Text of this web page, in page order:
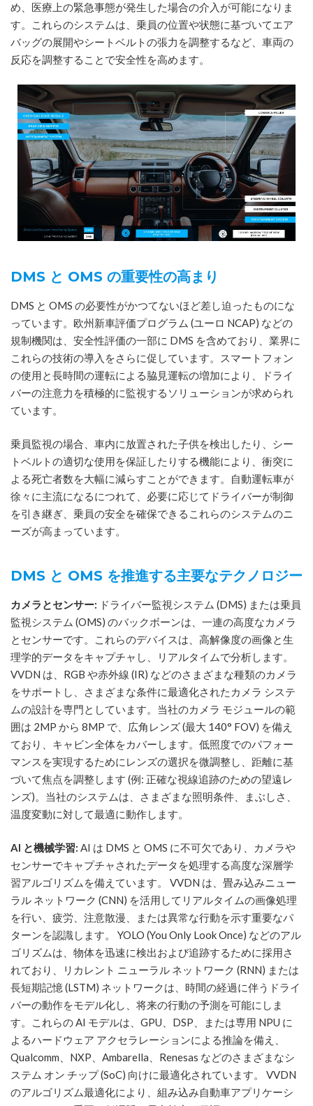
め、医療上の緊急事態が発生した場合の介入が可能になりま
す。これらのシステムは、乗員の位置や状態に基づいてエア
バッグの展開やシートベルトの張力を調整するなど、車両の
反応を調整することで安全性を高めます。
DMS と OMS の重要性の高まり
DMS と OMS の必要性がかつてないほど差し迫ったものにな
っています。欧州新車評価プログラム (ユーロ NCAP) などの
規制機関は、安全性評価の一部に DMS を含めており、業界に
これらの技術の導入をさらに促しています。スマートフォン
の使用と長時間の運転による脇見運転の増加により、ドライ
バーの注意力を積極的に監視するソリューションが求められ
ています。
乗員監視の場合、車内に放置された子供を検出したり、シー
トベルトの適切な使用を保証したりする機能により、衝突に
よる死亡者数を大幅に減らすことができます。自動運転車が
徐々に主流になるにつれて、必要に応じてドライバーが制御
を引き継ぎ、乗員の安全を確保できるこれらのシステムのニ
ーズが高まっています。
DMS と OMS を推進する主要なテクノロジー
カメラとセンサー: ドライバー監視システム (DMS) または乗員
監視システム (OMS) のバックボーンは、一連の高度なカメラ
とセンサーです。これらのデバイスは、高解像度の画像と生
理学的データをキャプチャし、リアルタイムで分析します。
VVDN は、RGB や赤外線 (IR) などのさまざまな種類のカメラ
をサポートし、さまざまな条件に最適化されたカメラ システ
ムの設計を専門としています。当社のカメラ モジュールの範
囲は 2MP から 8MP で、広角レンズ (最大 140° FOV) を備え
ており、キャビン全体をカバーします。低照度でのパフォー
マンスを実現するためにレンズの選択を微調整し、距離に基
づいて焦点を調整します (例: 正確な視線追跡のための望遠レ
ンズ)。当社のシステムは、さまざまな照明条件、まぶしさ、
温度変動に対して最適に動作します。
AI と機械学習: AI は DMS と OMS に不可欠であり、カメラや
センサーでキャプチャされたデータを処理する高度な深層学
習アルゴリズムを備えています。 VVDN は、畳み込みニュー
ラル ネットワーク (CNN) を活用してリアルタイムの画像処理
を行い、疲労、注意散漫、または異常な行動を示す重要なパ
ターンを認識します。 YOLO (You Only Look Once) などのアル
ゴリズムは、物体を迅速に検出および追跡するために採用さ
れており、リカレント ニューラル ネットワーク (RNN) または
長短期記憶 (LSTM) ネットワークは、時間の経過に伴うドライ
バーの動作をモデル化し、将来の行動の予測を可能にしま
す。これらの AI モデルは、GPU、DSP、または専用 NPU に
よるハードウェア アクセラレーションによる推論を備え、
Qualcomm、NXP、Ambarella、Renesas などのさまざまなシ
ステム オン チップ (SoC) 向けに最適化されています。 VVDN
のアルゴリズム最適化により、組み込み自動車アプリケーシ